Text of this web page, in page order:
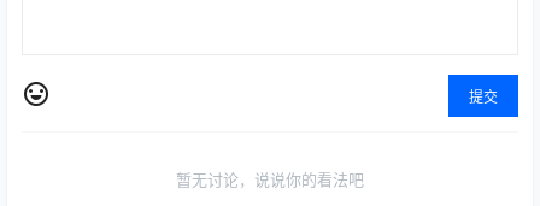
提交
暂无讨论，说说你的看法吧